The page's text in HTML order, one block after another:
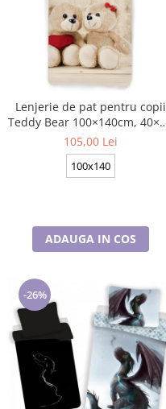
Lenjerie de pat pentru copii
Teddy Bear 100×140cm, 40×45
cm BRM006430
105,00 Lei
100x140
ADAUGA IN COS
-26%